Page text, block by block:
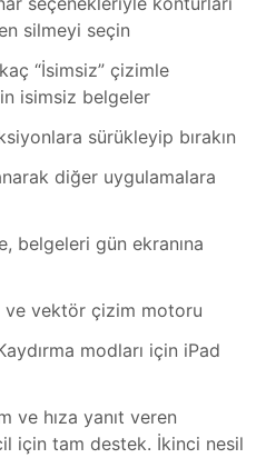
silmeyi seçin
“İsimsiz” çizimle
isimsiz belgeler
sürükleyip bırakın
diğer uygulamalara
belgeleri gün ekranına
vektör çizim motoru
modları için iPad
ve hıza yanıt veren
için tam destek. İkinci nesil